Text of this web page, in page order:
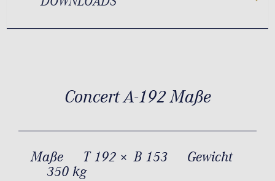
Concert A-192 Maße
Maße T 192 × B 153
Gewicht
350 kg